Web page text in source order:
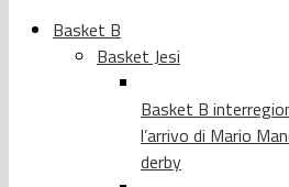
Basket B
Basket Jesi
Basket B
l’arrivo di Mario
derby